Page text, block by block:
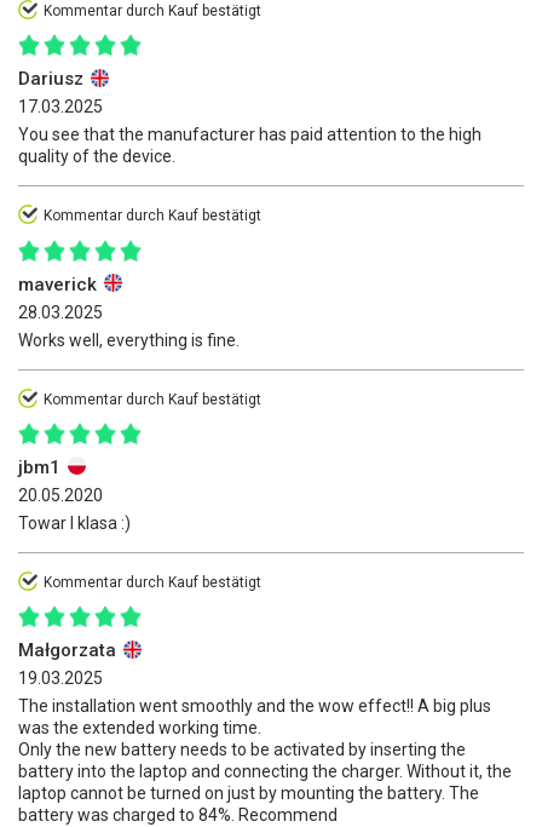
Kommentar durch Kauf bestätigt
Dariusz
17.03.2025
You see that the manufacturer has paid attention to the high
quality of the device.
Kommentar durch Kauf bestätigt
maverick
28.03.2025
Works well, everything is fine.
Kommentar durch Kauf bestätigt
jbm1
20.05.2020
Towar I klasa :)
Kommentar durch Kauf bestätigt
Małgorzata
19.03.2025
The installation went smoothly and the wow effect!! A big plus
was the extended working time.
Only the new battery needs to be activated by inserting the
battery into the laptop and connecting the charger. Without it, the
laptop cannot be turned on just by mounting the battery. The
battery was charged to 84%. Recommend